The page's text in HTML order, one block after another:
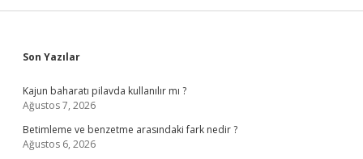
Sidebar
Son Yazılar
Kajun baharatı pilavda kullanılır mı ?
Ağustos 7, 2026
Betimleme ve benzetme arasındaki fark nedir ?
Ağustos 6, 2026